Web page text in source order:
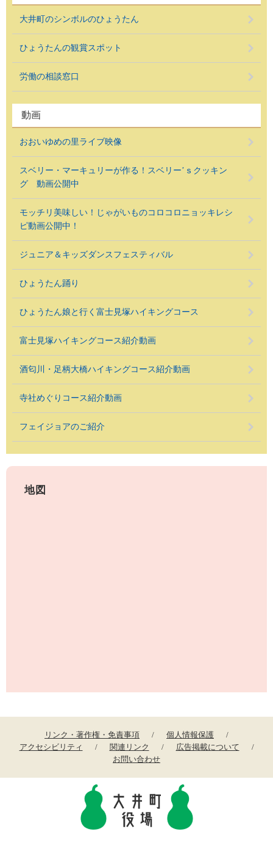
大井町のシンボルのひょうたん
ひょうたんの観賞スポット
労働の相談窓口
動画
おおいゆめの里ライブ映像
スベリー・マーキュリーが作る！スベリー’ｓクッキン
グ 動画公開中
モッチリ美味しい！じゃがいものコロコロニョッキレシ
ピ動画公開中！
ジュニア＆キッズダンスフェスティバル
ひょうたん踊り
ひょうたん娘と行く富士見塚ハイキングコース
富士見塚ハイキングコース紹介動画
酒匂川・足柄大橋ハイキングコース紹介動画
寺社めぐりコース紹介動画
フェイジョアのご紹介
地図
リンク・著作権・免責事項
個人情報保護
アクセシビリティ
関連リンク
広告掲載について
お問い合わせ